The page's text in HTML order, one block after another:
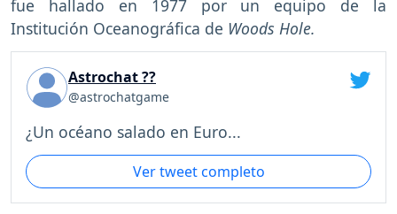
fue hallado en 1977 por un equipo de la
Institución Oceanográfica de Woods Hole.
Astrochat ??
@astrochatgame
¿Un océano salado en Euro...
Ver tweet completo